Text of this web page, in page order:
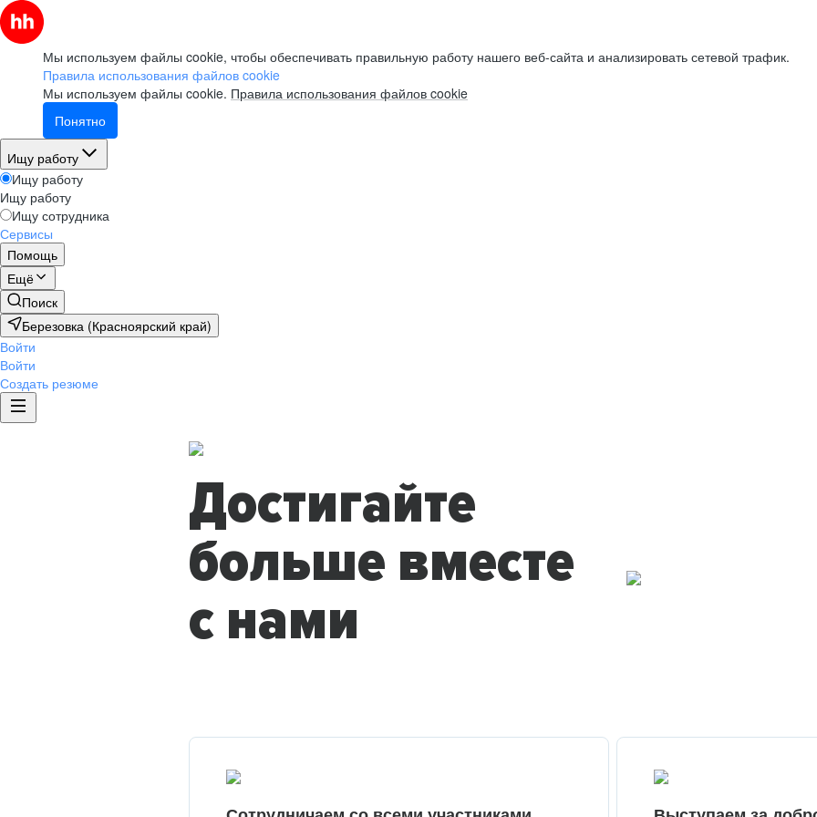
Мы используем файлы cookie, чтобы обеспечивать правильную работу нашего веб-сайта и анализировать сетевой трафик.
Правила использования файлов cookie
Мы используем файлы cookie. Правила использования файлов cookie
Понятно
Ищу работу
Ищу работу
Ищу работу
Ищу сотрудника
Сервисы
Помощь
Ещё
Поиск
Березовка (Красноярский край)
Войти
Войти
Создать резюме
Достигайте
больше вместе
с нами